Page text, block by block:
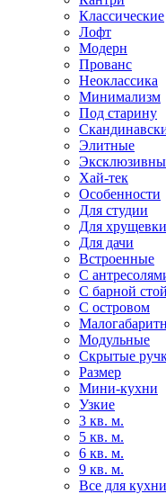
Классические
Лофт
Модерн
Прованс
Неоклассика
Минимализм
Под старину
Элитные
Хай-тек
Особенности
Для студии
Для хрущевки
Для дачи
Встроенные
С
С барной
С островом
Модульные
Скрытые
Размер
Мини-кухни
Узкие
3 кв. м.
5 кв. м.
6 кв. м.
9 кв. м.
Все для кухни